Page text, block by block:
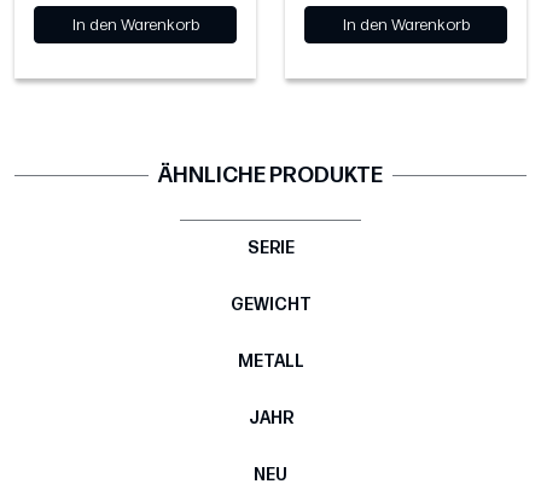
In den Warenkorb
In den Warenkorb
ÄHNLICHE PRODUKTE
SERIE
GEWICHT
METALL
JAHR
NEU